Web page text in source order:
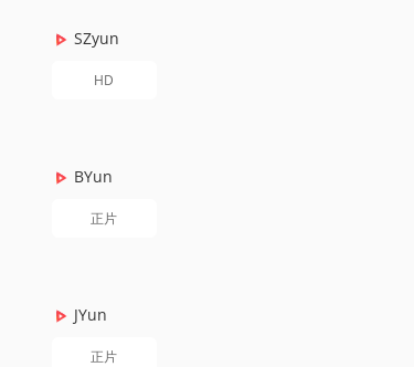
SZyun
HD
BYun
正片
JYun
正片